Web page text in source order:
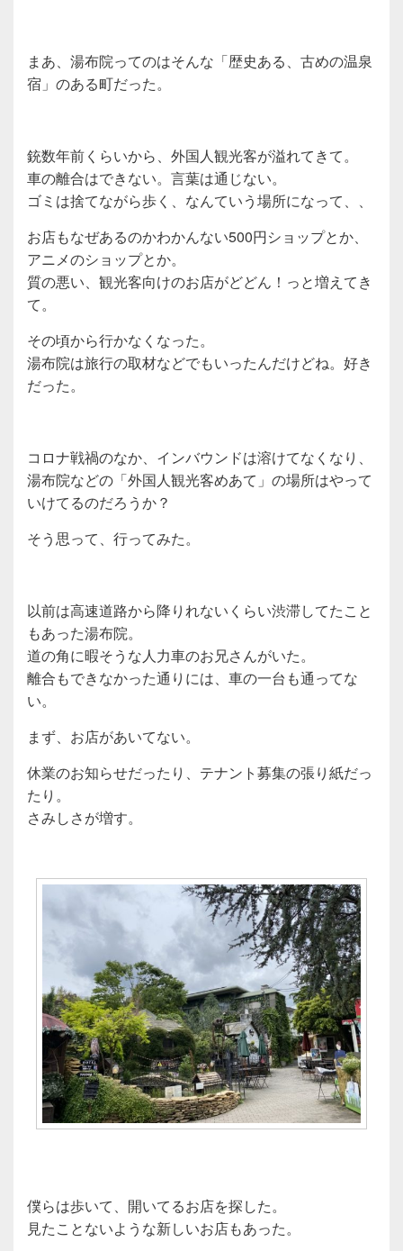
まあ、湯布院ってのはそんな「歴史ある、古めの温泉
宿」のある町だった。
銃数年前くらいから、外国人観光客が溢れてきて。
車の離合はできない。言葉は通じない。
ゴミは捨てながら歩く、なんていう場所になって、、
お店もなぜあるのかわかんない500円ショップとか、
アニメのショップとか。
質の悪い、観光客向けのお店がどどん！っと増えてき
て。
その頃から行かなくなった。
湯布院は旅行の取材などでもいったんだけどね。好き
だった。
コロナ戦禍のなか、インバウンドは溶けてなくなり、
湯布院などの「外国人観光客めあて」の場所はやって
いけてるのだろうか？
そう思って、行ってみた。
以前は高速道路から降りれないくらい渋滞してたこと
もあった湯布院。
道の角に暇そうな人力車のお兄さんがいた。
離合もできなかった通りには、車の一台も通ってな
い。
まず、お店があいてない。
休業のお知らせだったり、テナント募集の張り紙だっ
たり。
さみしさが増す。
僕らは歩いて、開いてるお店を探した。
見たことないような新しいお店もあった。